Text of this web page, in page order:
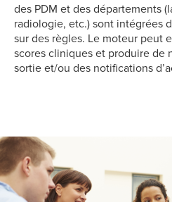
des PDM et des départements
radiologie, etc.) sont intégrées
sur des règles. Le moteur peut
scores cliniques et produire de
sortie et/ou des notifications